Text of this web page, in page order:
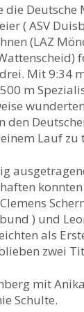
die
( ASV
(LAZ
Mit 9:34
m
den
Lauf zu
) und
als
zwei
mit
Schulte.